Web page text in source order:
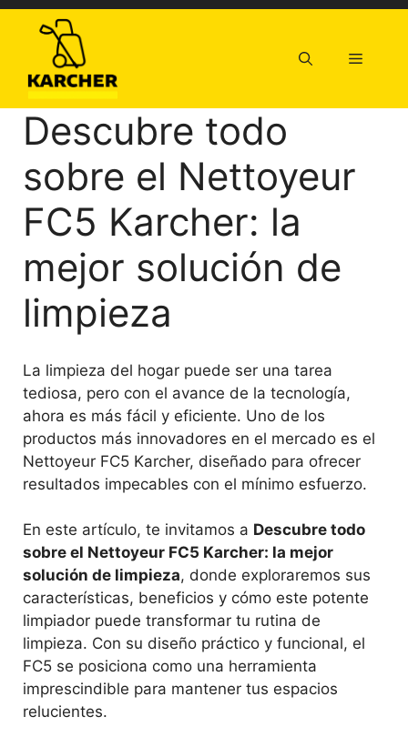
Saltar
contenido
Menú
Descubre todo
sobre el Nettoyeur
FC5 Karcher: la
mejor solución de
limpieza
La limpieza del hogar puede ser una tarea
tediosa, pero con el avance de la tecnología,
ahora es más fácil y eficiente. Uno de los
productos más innovadores en el mercado es el
Nettoyeur FC5 Karcher, diseñado para ofrecer
resultados impecables con el mínimo esfuerzo.
En este artículo, te invitamos a Descubre todo
sobre el Nettoyeur FC5 Karcher: la mejor
solución de limpieza, donde exploraremos sus
características, beneficios y cómo este potente
limpiador puede transformar tu rutina de
limpieza. Con su diseño práctico y funcional, el
FC5 se posiciona como una herramienta
imprescindible para mantener tus espacios
relucientes.